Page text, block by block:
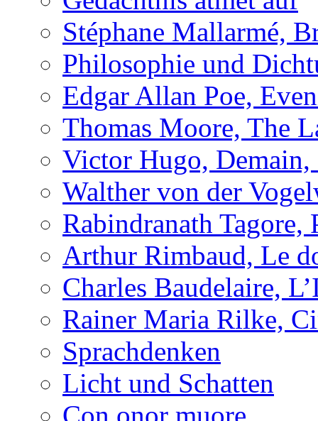
Stéphane Mallarmé,
Philosophie und
Edgar Allan Poe,
Thomas Moore, The
Victor Hugo, Demain,
Walther von der
Rabindranath Tagore,
Arthur Rimbaud, Le
Charles Baudelaire,
Rainer Maria Rilke,
Sprachdenken
Licht und Schatten